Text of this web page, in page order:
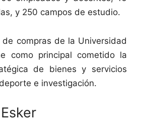
y 250 campos de estudio.
compras de la Universidad
como principal cometido la
de bienes y servicios
e investigación.